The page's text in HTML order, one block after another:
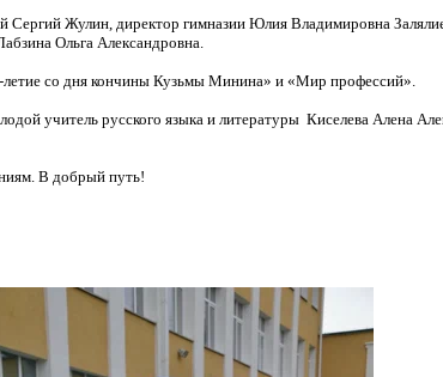
Жулин, директор гимназии Юлия Владимировна
Ольга Александровна.
летие со дня кончины Кузьмы Минина» и «Мир профессий».
учитель русского языка и литературы Киселева Алена
В добрый путь!